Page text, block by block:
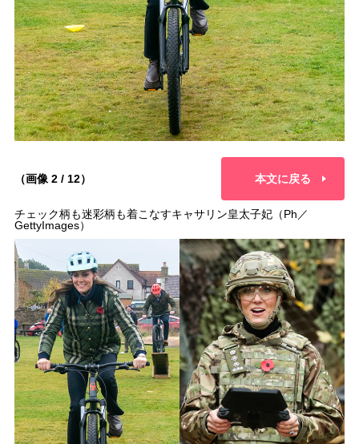
（画像 2 / 12） 本文に戻る
チェック柄も迷彩柄も着こなすキャサリン皇太子妃（Ph／
GettyImages）